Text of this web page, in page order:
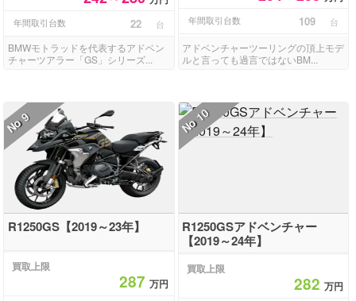
年間取引台数 22 台
BMWモトラッドを代表するアドベン
チャーツアラー「GS」シリーズ...
年間取引台数 109 台
アドベンチャーツーリングの頂上モデ
ルと言っても過言ではないBM...
No
9
R1250GS【2019～23年】
買取上限
287万円
No10
R1250GSアドベンチャー
【2019～24年】
買取上限
282 万円